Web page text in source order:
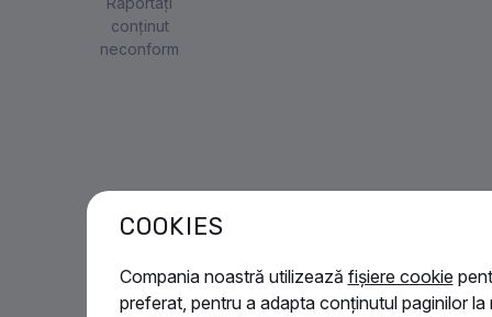
conținut
neconform
COOKIES
Compania noastră utilizează fișiere cookie
preferat, pentru a adapta conținutul paginilor